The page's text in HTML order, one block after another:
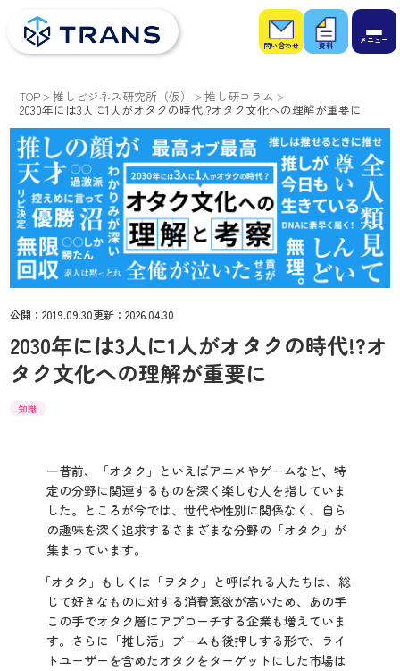
お問
い合
わせ
お役
立ち
資料
TOP 推しビジネス研究所（仮） 推し研コラム
2030年には3人に1人がオタクの時代!?オタク文化への理解が重要に
公開：2019.09.30更新：2026.04.30
2030年には3人に1人がオタクの時代!?オ
タク文化への理解が重要に
知識
一昔前、「オタク」といえばアニメやゲームなど、特
定の分野に関連するものを深く楽しむ人を指していま
した。ところが今では、世代や性別に関係なく、自ら
の趣味を深く追求するさまざまな分野の「オタク」が
集まっています。
「オタク」もしくは「ヲタク」と呼ばれる人たちは、総
じて好きなものに対する消費意欲が高いため、あの手
この手でオタク層にアプローチする企業も増えていま
す。さらに「推し活」ブームも後押しする形で、ライ
トユーザーを含めたオタクをターゲットにした市場は